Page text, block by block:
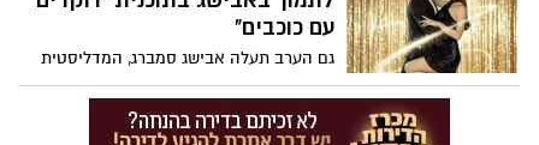
חינוכי המתמקד בהעצמת כל תלמיד,
עם כוכבים"
גם הערב תעלה אבישג סמברג, המדליסטית
האולימפית ותושבת גדרה, לשידור החי של
"רוקדים עם כוכבים". עם פתיחת ההצבעה
בסיום המשדר, קוראים תושבי המושבה